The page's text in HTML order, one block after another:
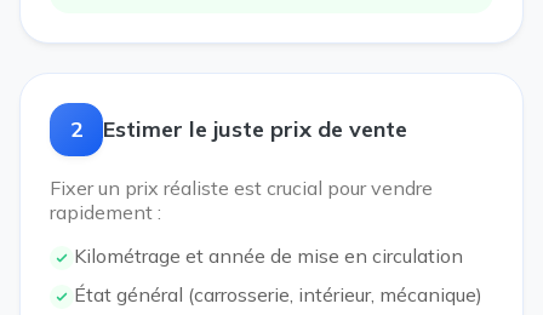
2 Estimer le juste prix de vente
Fixer un prix réaliste est crucial pour vendre
rapidement :
Kilométrage et année de mise en circulation
État général (carrosserie, intérieur, mécanique)